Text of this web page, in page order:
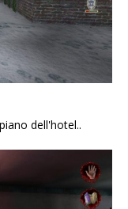
dell'hotel..